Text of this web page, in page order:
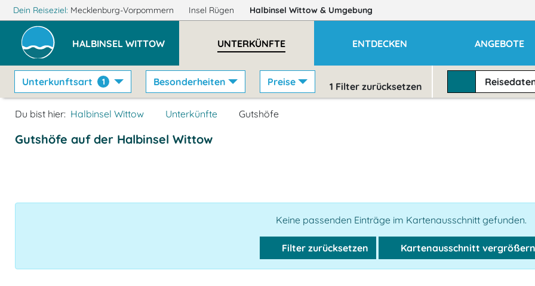
Dein Reiseziel: Mecklenburg-Vorpommern Insel Rügen Halbinsel Wittow & Umgebung
HALBINSEL WITTOW UNTERKÜNFTE ENTDECKEN ANGEBOTE
Unterkunftsart 1 Besonderheiten Preise 1 Filter zurücksetzen
Du bist hier: Halbinsel Wittow Unterkünfte Gutshöfe
Gutshöfe auf der Halbinsel Wittow
Keine passenden Einträge im Kartenausschnitt gefunden.
Filter zurücksetzen Kartenausschnitt vergrößern